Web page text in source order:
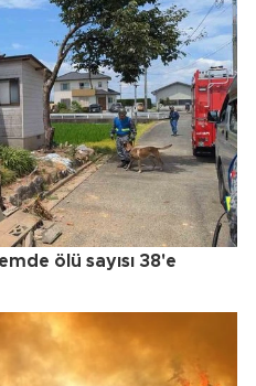
ölü sayısı 38'e